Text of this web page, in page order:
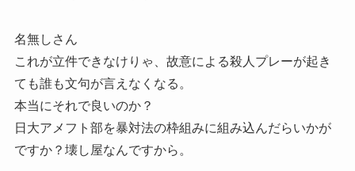
名無しさん
これが立件できなけりゃ、故意による殺人プレーが起き
ても誰も文句が言えなくなる。
本当にそれで良いのか？
日大アメフト部を暴対法の枠組みに組み込んだらいかが
ですか？壊し屋なんですから。